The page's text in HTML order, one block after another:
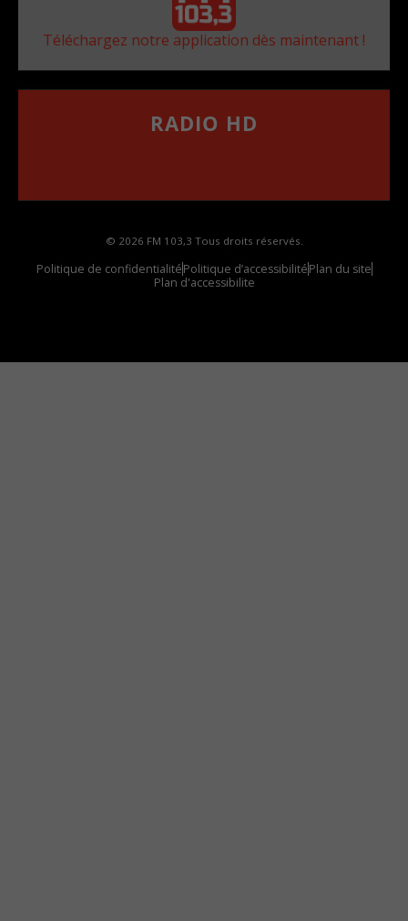
Téléchargez notre application dès maintenant !
RADIO HD
© 2026 FM 103,3 Tous droits réservés.
Politique de confidentialitéPolitique d’accessibilitéPlan du site
Plan d'accessibilite